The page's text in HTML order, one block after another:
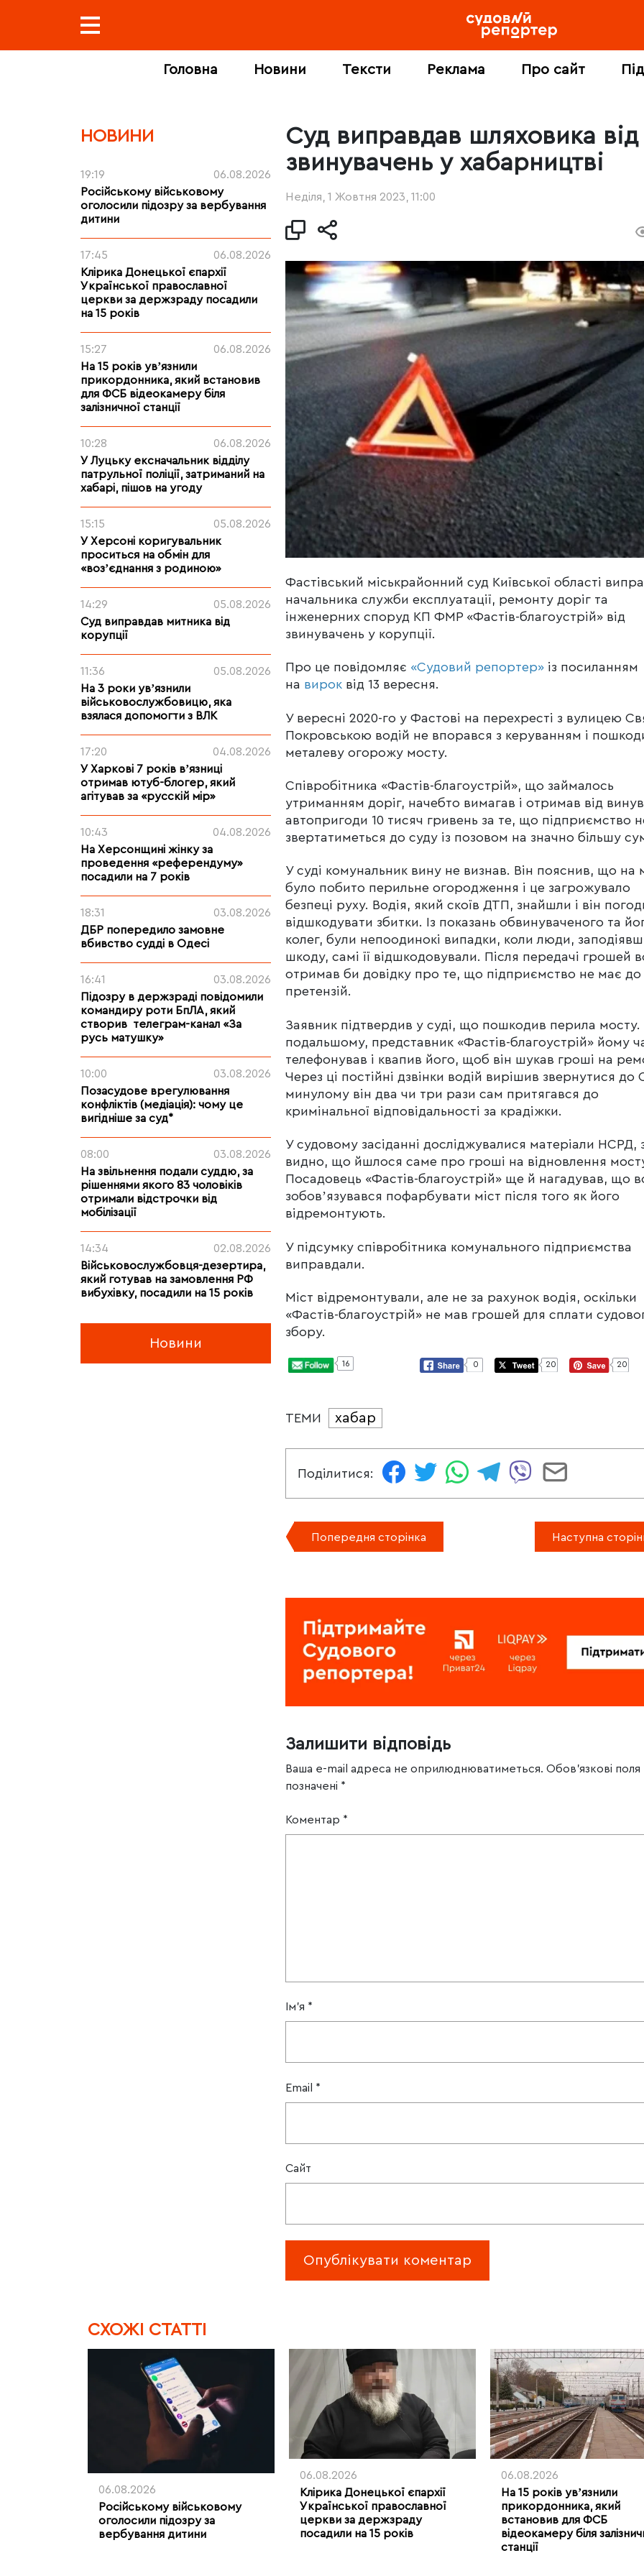
Головна Новини Тексти Реклама Про сайт
НОВИНИ
19:19
06.08.2026
Російському військовому
оголосили підозру за вербування
дитини
17:45
06.08.2026
Клірика Донецької єпархії
Української православної
церкви за держзраду посадили
на 15 років
15:27
06.08.2026
На 15 років увʼязнили
прикордонника, який встановив
для ФСБ відеокамеру біля
залізничної станції
10:28
06.08.2026
У Луцьку ексначальник відділу
патрульної поліції, затриманий на
хабарі, пішов на угоду
15:15
05.08.2026
У Херсоні коригувальник
проситься на обмін для
«возʼєднання з родиною»
14:29
05.08.2026
Суд виправдав митника від
корупції
11:36
05.08.2026
На 3 роки увʼязнили
військовослужбовицю, яка
взялася допомогти з ВЛК
17:20
04.08.2026
У Харкові 7 років вʼязниці
отримав ютуб-блогер, який
агітував за «русскій мір»
10:43
04.08.2026
На Херсонщині жінку за
проведення «референдуму»
посадили на 7 років
18:31
03.08.2026
ДБР попередило замовне
вбивство судді в Одесі
16:41
03.08.2026
Підозру в держзраді повідомили
командиру роти БпЛА, який
створив телеграм-канал «За
русь матушку»
10:00
03.08.2026
Позасудове врегулювання
конфліктів (медіація): чому це
вигідніше за суд*
08:00
03.08.2026
На звільнення подали суддю, за
рішеннями якого 83 чоловіків
отримали відстрочки від
мобілізації
14:34
02.08.2026
Військовослужбовця-дезертира,
який готував на замовлення РФ
вибухівку, посадили на 15 років
Новини
Суд виправдав шляховика від
звинувачень у хабарництві
Неділя, 1 Жовтня 2023, 11:00
Фастівський міськрайонний суд Київської області
начальника служби експлуатації, ремонту доріг та
інженерних споруд КП ФМР «Фастів-благоустрій» від
звинувачень у корупції.
Про це повідомляє «Судовий репортер» із посиланням
на вирок від 13 вересня.
У вересні 2020-го у Фастові на перехресті з вулицею
Покровською водій не впорався з керуванням і
металеву огорожу мосту.
Співробітника «Фастів-благоустрій», що займалось
утриманням доріг, начебто вимагав і отримав від
автопригоди 10 тисяч гривень за те, що підприємство
звертатиметься до суду із позовом на значно більшу
У суді комунальник вину не визнав. Він пояснив, що на
було побито перильне огородження і це загрожувало
безпеці руху. Водія, який скоїв ДТП, знайшли і він
відшкодувати збитки. Із показань обвинуваченого та
колег, були непоодинокі випадки, коли люди,
шкоду, самі її відшкодовували. Після передачі грошей
отримав би довідку про те, що підприємство не має до
претензій.
Заявник підтвердив у суді, що пошкодив перила мосту.
подальшому, представник «Фастів-благоустрій» йому
телефонував і квапив його, щоб він шукав гроші на
Через ці постійні дзвінки водій вирішив звернутися до
минулому він два чи три рази сам притягався до
кримінальної відповідальності за крадіжки.
У судовому засіданні досліджувалися матеріали НСРД,
видно, що йшлося саме про гроші на відновлення
Посадовець «Фастів-благоустрій» ще й нагадував, що
зобовʼязувався пофарбувати міст після того як його
відремонтують.
У підсумку співробітника комунального підприємства
виправдали.
Міст відремонтували, але не за рахунок водія, оскільки
«Фастів-благоустрій» не мав грошей для сплати
збору.
16 0 20 20
ТЕМИ хабар
Поділитися:
Попередня сторінка Наступна
Залишити відповідь
Ваша e-mail адреса не оприлюднюватиметься. Обов’язкові поля
позначені *
Коментар *
Ім'я *
Email *
Сайт
CХОЖІ СТАТТІ
06.08.2026
Російському військовому
оголосили підозру за
вербування дитини
06.08.2026
Клірика Донецької єпархії
Української православної
церкви за держзраду
посадили на 15 років
06.08.2026
На 15 років увʼязнили
прикордонника, який
встановив для ФСБ
відеокамеру біля
станції